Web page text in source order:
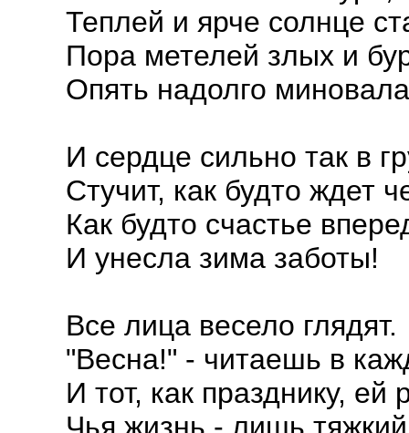
Теплей и ярче солнце
Пора метелей злых и
Опять надолго
И сердце сильно так в
Стучит, как будто ждет
Как будто счастье
И унесла зима заботы!
Все лица весело глядят.
"Весна!" - читаешь в
И тот, как празднику, ей